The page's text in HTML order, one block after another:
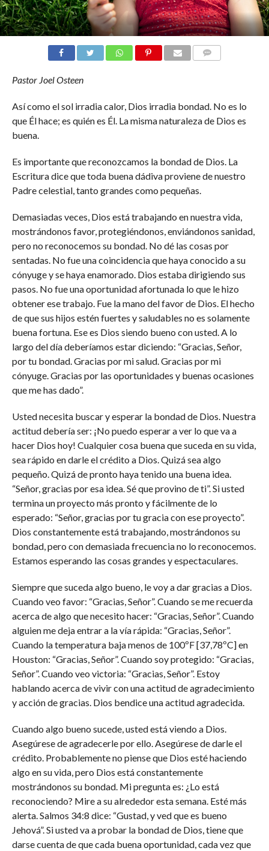
Pastor Joel Osteen
Así como el sol irradia calor, Dios irradia bondad. No es lo
que Él hace; es quién es Él. La misma naturaleza de Dios es
buena.
Es importante que reconozcamos la bondad de Dios. La
Escritura dice que toda buena dádiva proviene de nuestro
Padre celestial, tanto grandes como pequeñas.
Demasiadas veces, Dios está trabajando en nuestra vida,
mostrándonos favor, protegiéndonos, enviándonos sanidad,
pero no reconocemos su bondad. No dé las cosas por
sentadas. No fue una coincidencia que haya conocido a su
cónyuge y se haya enamorado. Dios estaba dirigiendo sus
pasos. No fue una oportunidad afortunada lo que le hizo
obtener ese trabajo. Fue la mano del favor de Dios. El hecho
de que sus hijos estén fuertes y saludables no es solamente
buena fortuna. Ese es Dios siendo bueno con usted. A lo
largo del día deberíamos estar diciendo: “Gracias, Señor,
por tu bondad. Gracias por mi salud. Gracias por mi
cónyuge. Gracias por las oportunidades y buenas ocasiones
que me has dado”.
Usted necesita buscar y esperar la bondad de Dios. Nuestra
actitud debería ser: ¡No puedo esperar a ver lo que va a
hacer Dios hoy! Cualquier cosa buena que suceda en su vida,
sea rápido en darle el crédito a Dios. Quizá sea algo
pequeño. Quizá de pronto haya tenido una buena idea.
“Señor, gracias por esa idea. Sé que provino de ti”. Si usted
termina un proyecto más pronto y fácilmente de lo
esperado: “Señor, gracias por tu gracia con ese proyecto”.
Dios constantemente está trabajando, mostrándonos su
bondad, pero con demasiada frecuencia no lo reconocemos.
Estamos esperando las cosas grandes y espectaculares.
Siempre que suceda algo bueno, le voy a dar gracias a Dios.
Cuando veo favor: “Gracias, Señor”. Cuando se me recuerda
acerca de algo que necesito hacer: “Gracias, Señor”. Cuando
alguien me deja entrar a la vía rápida: “Gracias, Señor”.
Cuando la temperatura baja menos de 100ºF [37,78ºC] en
Houston: “Gracias, Señor”. Cuando soy protegido: “Gracias,
Señor”. Cuando veo victoria: “Gracias, Señor”. Estoy
hablando acerca de vivir con una actitud de agradecimiento
y acción de gracias. Dios bendice una actitud agradecida.
Cuando algo bueno sucede, usted está viendo a Dios.
Asegúrese de agradecerle por ello. Asegúrese de darle el
crédito. Probablemente no piense que Dios esté haciendo
algo en su vida, pero Dios está constantemente
mostrándonos su bondad. Mi pregunta es: ¿Lo está
reconociendo? Mire a su alrededor esta semana. Esté más
alerta. Salmos 34:8 dice: “Gustad, y ved que es bueno
Jehová”. Si usted va a probar la bondad de Dios, tiene que
darse cuenta de que cada buena oportunidad, cada vez que